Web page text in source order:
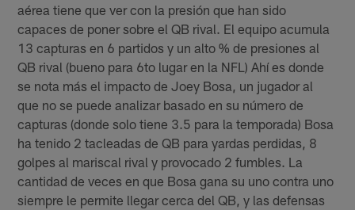
aérea tiene que ver con la presión que han sido
capaces de poner sobre el QB rival. El equipo acumula
13 capturas en 6 partidos y un alto % de presiones al
QB rival (bueno para 6to lugar en la NFL) Ahí es donde
se nota más el impacto de Joey Bosa, un jugador al
que no se puede analizar basado en su número de
capturas (donde solo tiene 3.5 para la temporada) Bosa
ha tenido 2 tacleadas de QB para yardas perdidas, 8
golpes al mariscal rival y provocado 2 fumbles. La
cantidad de veces en que Bosa gana su uno contra uno
siempre le permite llegar cerca del QB, y las defensas